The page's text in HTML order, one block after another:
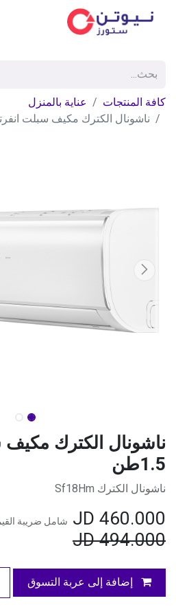
كافة المنتجات
عناية بالمنزل
ناشونال الكترك مكيف سبلت انفرتر
ناشونال الكترك مكيف
1.5طن
ناشونال الكترك Sf18Hm
460.000 شامل ضريبة
494.000
JD
إضافة إلى عربة التسوق